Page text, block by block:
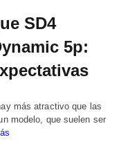
SD4
5p:
más atractivo que las
modelo, que suelen ser